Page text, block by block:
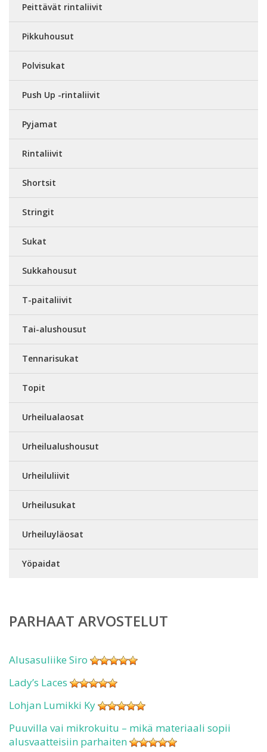
Peittävät rintaliivit
Pikkuhousut
Polvisukat
Push Up -rintaliivit
Pyjamat
Rintaliivit
Shortsit
Stringit
Sukat
Sukkahousut
T-paitaliivit
Tai-alushousut
Tennarisukat
Topit
Urheilualaosat
Urheilualushousut
Urheiluliivit
Urheilusukat
Urheiluyläosat
Yöpaidat
PARHAAT ARVOSTELUT
Alusasuliike Siro
Lady’s Laces
Lohjan Lumikki Ky
Puuvilla vai mikrokuitu – mikä materiaali sopii
alusvaatteisiin parhaiten